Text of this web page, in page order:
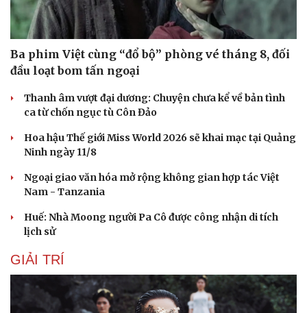
Du lịch
Săn Tour
check-in
Cửa sổ tình yêu
Kể chuyện cho bé
Hạt giống tâm hồn
Ba phim Việt cùng “đổ bộ” phòng vé tháng 8, đối
đầu loạt bom tấn ngoại
Thanh âm vượt đại dương: Chuyện chưa kể về bản tình
ca từ chốn ngục tù Côn Đảo
Hoa hậu Thế giới Miss World 2026 sẽ khai mạc tại Quảng
Ninh ngày 11/8
Ngoại giao văn hóa mở rộng không gian hợp tác Việt
Nam - Tanzania
Huế: Nhà Moong người Pa Cô được công nhận di tích
lịch sử
GIẢI TRÍ